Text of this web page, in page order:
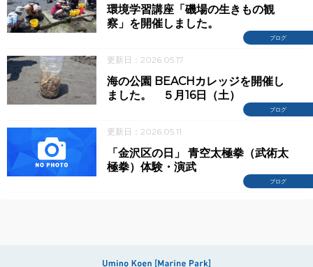
ブログ
環境学習講座「磯場の生きもの観
察」を開催しました。
更新日：2026.05.17
ブログ
海の公園 BEACHカレッジを開催し
ました。 ５月16日（土）
更新日：2026.05.11
ブログ
「金沢区の日」 青空太極拳（武術太
極拳）体験・演武